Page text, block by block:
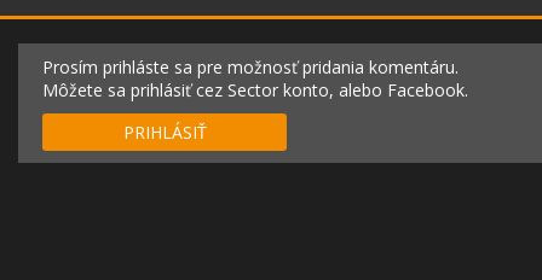
Prosím prihláste sa pre možnosť pridania komentáru.
Môžete sa prihlásiť cez Sector konto, alebo Facebook.
PRIHLÁSIŤ